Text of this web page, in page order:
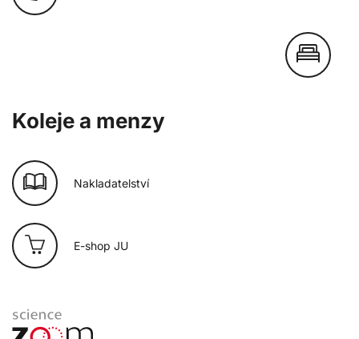
Koleje a menzy
Nakladatelství
E-shop JU